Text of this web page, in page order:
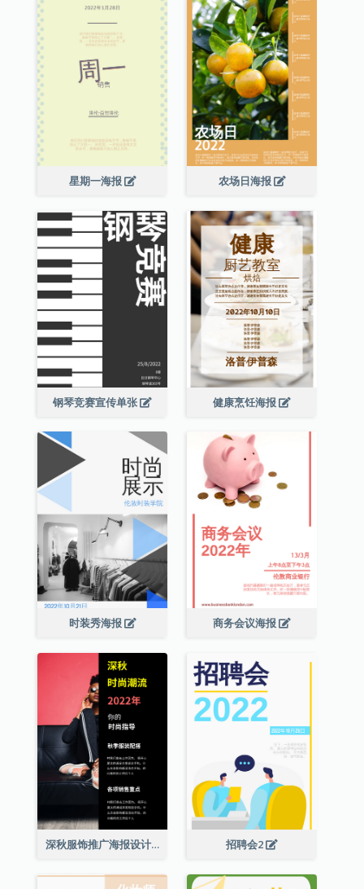
星期一海报 农场日海报
钢琴竞赛宣传单张 健康烹饪海报
时装秀海报 商务会议海报
深秋服饰推广海报设计 招聘会2